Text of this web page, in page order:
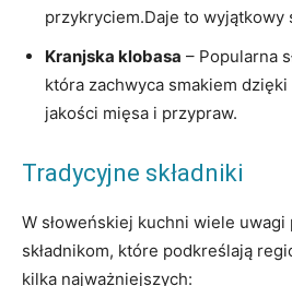
przykryciem.Daje to wyjątkowy
Kranjska klobasa – Popularna
która zachwyca smakiem
jakości mięsa i przypraw.
Tradycyjne składniki
W słoweńskiej kuchni wiele
składnikom, które podkreślają
kilka najważniejszych: